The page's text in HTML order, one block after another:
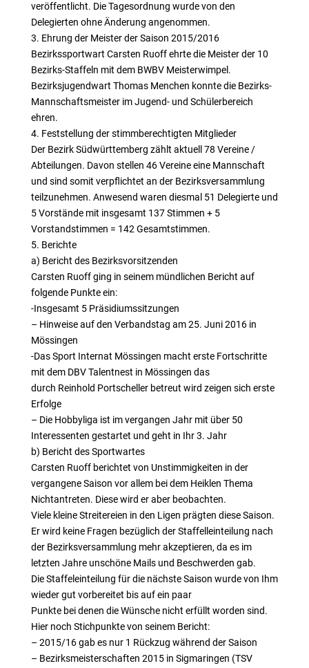
veröffentlicht. Die Tagesordnung wurde von den
Delegierten ohne Änderung angenommen.
3. Ehrung der Meister der Saison 2015/2016
Bezirkssportwart Carsten Ruoff ehrte die Meister der 10
Bezirks-Staffeln mit dem BWBV Meisterwimpel.
Bezirksjugendwart Thomas Menchen konnte die Bezirks-
Mannschaftsmeister im Jugend- und Schülerbereich
ehren.
4. Feststellung der stimmberechtigten Mitglieder
Der Bezirk Südwürttemberg zählt aktuell 78 Vereine /
Abteilungen. Davon stellen 46 Vereine eine Mannschaft
und sind somit verpflichtet an der Bezirksversammlung
teilzunehmen. Anwesend waren diesmal 51 Delegierte und
5 Vorstände mit insgesamt 137 Stimmen + 5
Vorstandstimmen = 142 Gesamtstimmen.
5. Berichte
a) Bericht des Bezirksvorsitzenden
Carsten Ruoff ging in seinem mündlichen Bericht auf
folgende Punkte ein:
-Insgesamt 5 Präsidiumssitzungen
– Hinweise auf den Verbandstag am 25. Juni 2016 in
Mössingen
-Das Sport Internat Mössingen macht erste Fortschritte
mit dem DBV Talentnest in Mössingen das
durch Reinhold Portscheller betreut wird zeigen sich erste
Erfolge
– Die Hobbyliga ist im vergangen Jahr mit über 50
Interessenten gestartet und geht in Ihr 3. Jahr
b) Bericht des Sportwartes
Carsten Ruoff berichtet von Unstimmigkeiten in der
vergangene Saison vor allem bei dem Heiklen Thema
Nichtantreten. Diese wird er aber beobachten.
Viele kleine Streitereien in den Ligen prägten diese Saison.
Er wird keine Fragen bezüglich der Staffelleinteilung nach
der Bezirksversammlung mehr akzeptieren, da es im
letzten Jahre unschöne Mails und Beschwerden gab.
Die Staffeleinteilung für die nächste Saison wurde von Ihm
wieder gut vorbereitet bis auf ein paar
Punkte bei denen die Wünsche nicht erfüllt worden sind.
Hier noch Stichpunkte von seinem Bericht:
– 2015/16 gab es nur 1 Rückzug während der Saison
– Bezirksmeisterschaften 2015 in Sigmaringen (TSV